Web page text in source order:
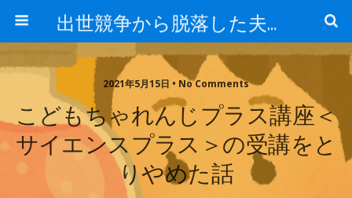
出世競争から脱落した夫と妻の日常
2021年5月15日 • No Comments
こどもちゃれんじプラス講座＜
サイエンスプラス＞の受講をと
りやめた話